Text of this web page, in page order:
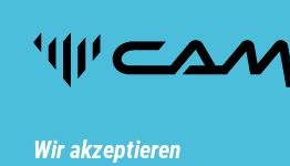
Wir akzeptieren